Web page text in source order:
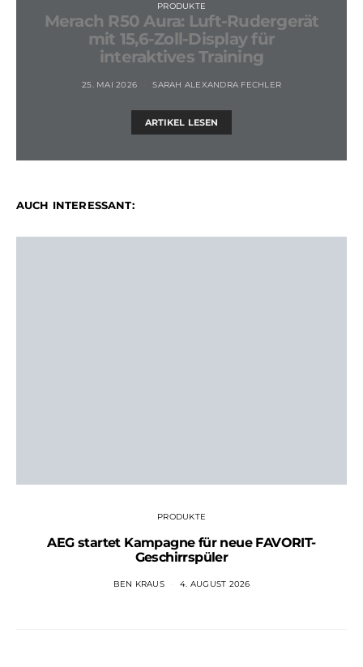
PRODUKTE
Merach R50 Aura: Luft-Rudergerät
mit 15,6-Zoll-Display für
interaktives Training
25. MAI 2026 SARAH ALEXANDRA FECHLER
ARTIKEL LESEN
AUCH INTERESSANT:
PRODUKTE
AEG startet Kampagne für neue FAVORIT-
Geschirrspüler
BEN KRAUS 4. AUGUST 2026